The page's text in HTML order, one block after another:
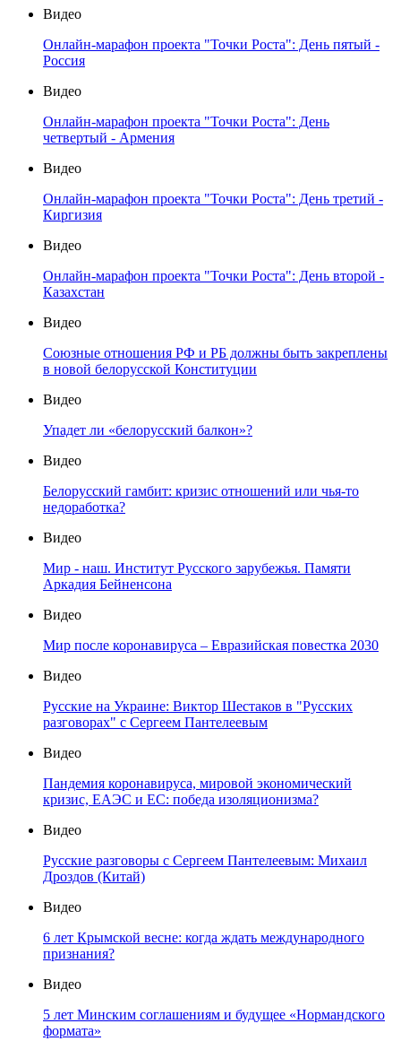
Видео
Онлайн-марафон проекта "Точки Роста": День пятый -
Россия
Видео
Онлайн-марафон проекта "Точки Роста": День
четвертый - Армения
Видео
Онлайн-марафон проекта "Точки Роста": День третий -
Киргизия
Видео
Онлайн-марафон проекта "Точки Роста": День второй -
Казахстан
Видео
Союзные отношения РФ и РБ должны быть закреплены
в новой белорусской Конституции
Видео
Упадет ли «белорусский балкон»?
Видео
Белорусский гамбит: кризис отношений или чья-то
недоработка?
Видео
Мир - наш. Институт Русского зарубежья. Памяти
Аркадия Бейненсона
Видео
Мир после коронавируса – Евразийская повестка 2030
Видео
Русские на Украине: Виктор Шестаков в "Русских
разговорах" с Сергеем Пантелеевым
Видео
Пандемия коронавируса, мировой экономический
кризис, ЕАЭС и ЕС: победа изоляционизма?
Видео
Русские разговоры с Сергеем Пантелеевым: Михаил
Дроздов (Китай)
Видео
6 лет Крымской весне: когда ждать международного
признания?
Видео
5 лет Минским соглашениям и будущее «Нормандского
формата»